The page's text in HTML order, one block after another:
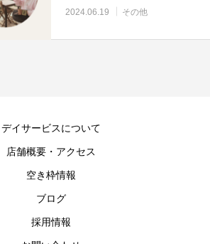
2024.06.19 その他
デイサービスについて
店舗概要・アクセス
空き枠情報
ブログ
採用情報